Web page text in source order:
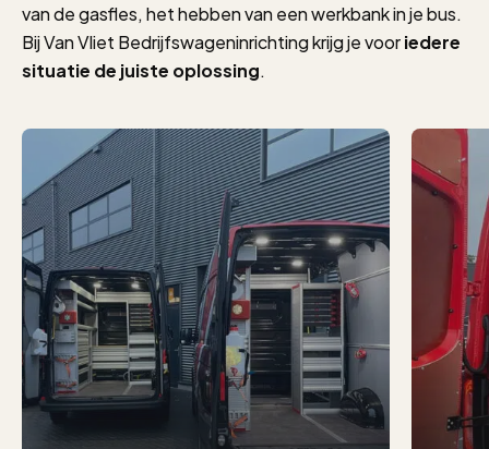
van de gasfles, het hebben van een werkbank in je bus.
Bij Van Vliet Bedrijfswageninrichting krijg je vooriedere
situatie de juiste oplossing.